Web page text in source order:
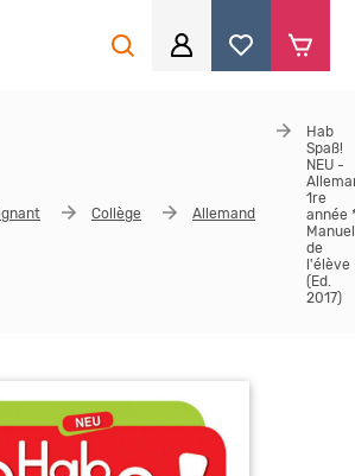
moi
Collège Allemand
Hab
Spaß!
NEU -
1re
année
Manuel
de
l'élève
(Ed.
2017)